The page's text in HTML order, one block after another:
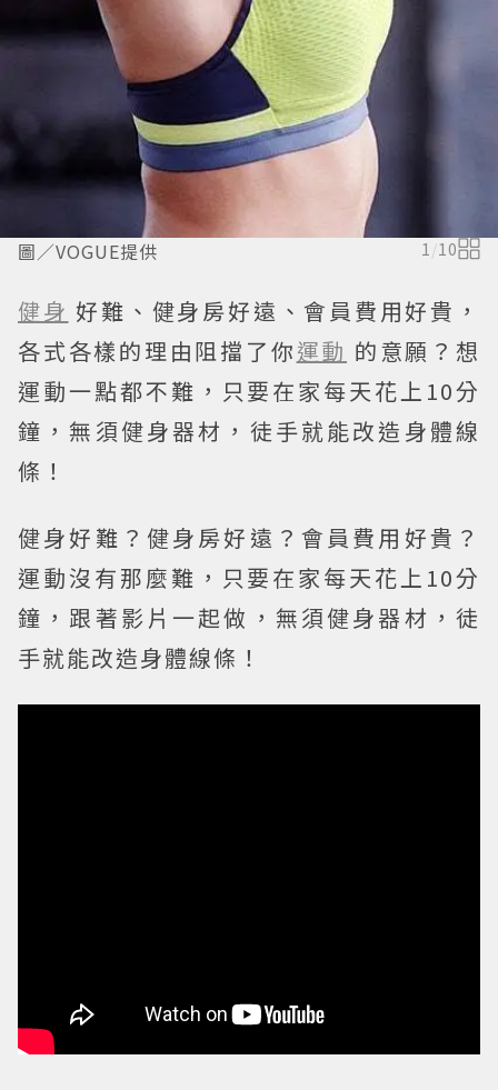
圖／VOGUE提供 1/10
健身 好難、健身房好遠、會員費用好貴，
各式各樣的理由阻擋了你運動 的意願？想
運動一點都不難，只要在家每天花上10分
鐘，無須健身器材，徒手就能改造身體線
條！
健身好難？健身房好遠？會員費用好貴？
運動沒有那麼難，只要在家每天花上10分
鐘，跟著影片一起做，無須健身器材，徒
手就能改造身體線條！